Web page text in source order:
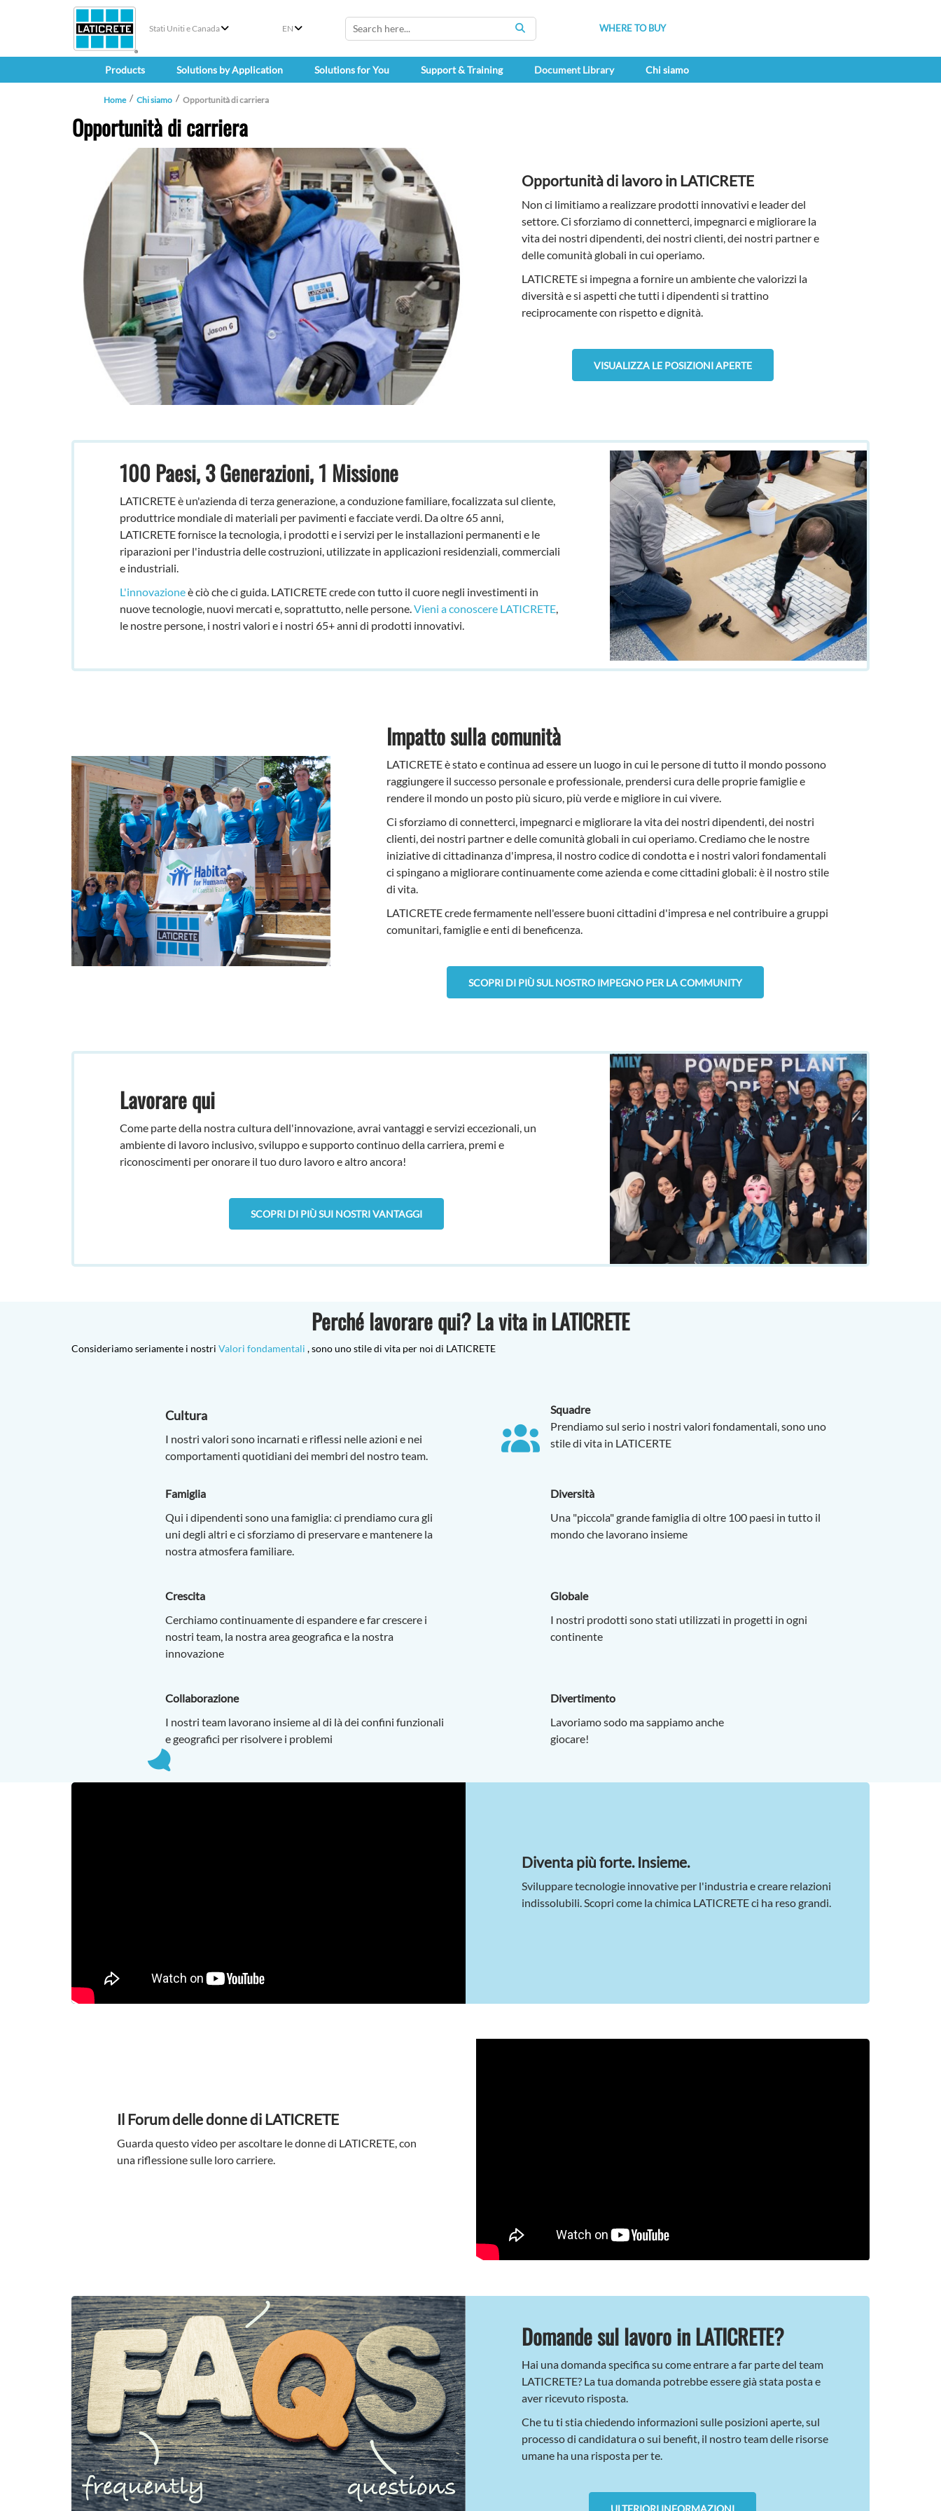
Stati Uniti e Canada EN
SEARCH
WHERE TO BUY
Products Solutions by Application Solutions for You Support & Training Document Library Chi siamo
Home Chi siamo Opportunità di carriera
Opportunità di carriera
Opportunità di lavoro in LATICRETE
Non ci limitiamo a realizzare prodotti innovativi e leader del
settore. Ci sforziamo di connetterci, impegnarci e migliorare la
vita dei nostri dipendenti, dei nostri clienti, dei nostri partner e
delle comunità globali in cui operiamo.
LATICRETE si impegna a fornire un ambiente che valorizzi la
diversità e si aspetti che tutti i dipendenti si trattino
reciprocamente con rispetto e dignità.
VISUALIZZA LE POSIZIONI APERTE
100 Paesi, 3 Generazioni, 1 Missione
LATICRETE è un'azienda di terza generazione, a conduzione familiare, focalizzata sul cliente,
produttrice mondiale di materiali per pavimenti e facciate verdi. Da oltre 65 anni,
LATICRETE fornisce la tecnologia, i prodotti e i servizi per le installazioni permanenti e le
riparazioni per l'industria delle costruzioni, utilizzate in applicazioni residenziali, commerciali
e industriali.
L'innovazioneè ciò che ci guida. LATICRETE crede con tutto il cuore negli investimenti in
nuove tecnologie, nuovi mercati e, soprattutto, nelle persone.Vieni a conoscere LATICRETE,
le nostre persone, i nostri valori e i nostri 65+ anni di prodotti innovativi.
Impatto sulla comunità
LATICRETE è stato e continua ad essere un luogo in cui le persone di tutto il mondo possono
raggiungere il successo personale e professionale, prendersi cura delle proprie famiglie e
rendere il mondo un posto più sicuro, più verde e migliore in cui vivere.
Ci sforziamo di connetterci, impegnarci e migliorare la vita dei nostri dipendenti, dei nostri
clienti, dei nostri partner e delle comunità globali in cui operiamo. Crediamo che le nostre
iniziative di cittadinanza d'impresa, il nostro codice di condotta e i nostri valori fondamentali
ci spingano a migliorare continuamente come azienda e come cittadini globali: è il nostro stile
di vita.
LATICRETE crede fermamente nell'essere buoni cittadini d'impresa e nel contribuire a gruppi
comunitari, famiglie e enti di beneficenza.
SCOPRI DI PIÙ SUL NOSTRO IMPEGNO PER LA COMMUNITY
Lavorare qui
Come parte della nostra cultura dell'innovazione, avrai vantaggi e servizi eccezionali, un
ambiente di lavoro inclusivo, sviluppo e supporto continuo della carriera, premi e
riconoscimenti per onorare il tuo duro lavoro e altro ancora!
SCOPRI DI PIÙ SUI NOSTRI VANTAGGI
Perché lavorare qui? La vita in LATICRETE
Consideriamo seriamente i nostri Valori fondamentali , sono uno stile di vita per noi di LATICRETE
Cultura
I nostri valori sono incarnati e riflessi nelle azioni e nei
comportamenti quotidiani dei membri del nostro team.
Squadre
Prendiamo sul serio i nostri valori fondamentali, sono uno
stile di vita in LATICERTE
Famiglia
Qui i dipendenti sono una famiglia: ci prendiamo cura gli
uni degli altri e ci sforziamo di preservare e mantenere la
nostra atmosfera familiare.
Diversità
Una "piccola" grande famiglia di oltre 100 paesi in tutto il
mondo che lavorano insieme
Crescita
Cerchiamo continuamente di espandere e far crescere i
nostri team, la nostra area geografica e la nostra
innovazione
Globale
I nostri prodotti sono stati utilizzati in progetti in ogni
continente
Collaborazione
I nostri team lavorano insieme al di là dei confini funzionali
e geografici per risolvere i problemi
Divertimento
Lavoriamo sodo ma sappiamo anche
giocare!
Diventa più forte. Insieme.
Sviluppare tecnologie innovative per l'industria e creare relazioni
indissolubili. Scopri come la chimica LATICRETE ci ha reso grandi.
Il Forum delle donne di LATICRETE
Guarda questo video per ascoltare le donne di LATICRETE, con
una riflessione sulle loro carriere.
Domande sul lavoro in LATICRETE?
Hai una domanda specifica su come entrare a far parte del team
LATICRETE? La tua domanda potrebbe essere già stata posta e
aver ricevuto risposta.
Che tu ti stia chiedendo informazioni sulle posizioni aperte, sul
processo di candidatura o sui benefit, il nostro team delle risorse
umane ha una risposta per te.
ULTERIORI INFORMAZIONI